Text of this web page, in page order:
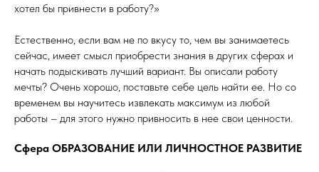
хотел бы привнести в работу?»
Естественно, если вам не по вкусу то, чем вы занимаетесь
сейчас, имеет смысл приобрести знания в других сферах и
начать подыскивать лучший вариант. Вы описали работу
мечты? Очень хорошо, поставьте себе цель найти ее. Но со
временем вы научитесь извлекать максимум из любой
работы – для этого нужно привносить в нее свои ценности.
Сфера ОБРАЗОВАНИЕ ИЛИ ЛИЧНОСТНОЕ РАЗВИТИЕ